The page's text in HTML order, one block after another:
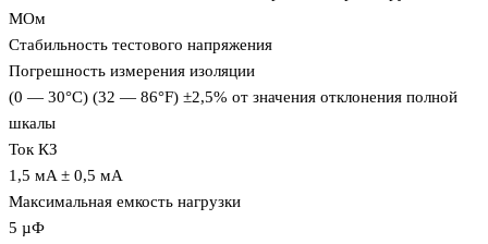
MОм
Стабильность тестового напряжения
Погрешность измерения изоляции
(0 — 30°C) (32 — 86°F) ±2,5% от значения отклонения полной
шкалы
Ток КЗ
1,5 мA ± 0,5 мA
Максимальная емкость нагрузки
5 µФ